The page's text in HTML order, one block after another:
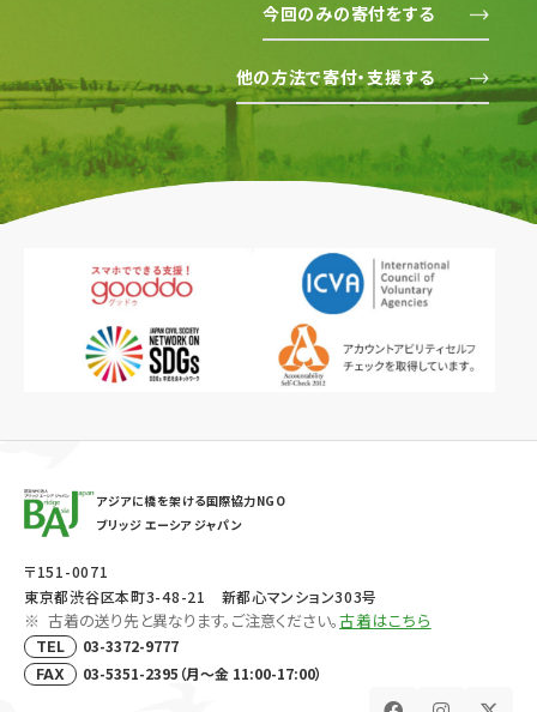
今回のみの寄付をする
他の方法で寄付・支援する
アジアに橋を架ける国際協力NGO
ブリッジ エーシア ジャパン
〒151-0071
東京都渋谷区本町3-48-21 新都心マンション303号
古着の送り先と異なります。ご注意ください。古着はこちら
TEL 03-3372-9777
FAX 03-5351-2395（月～金 11:00-17:00）